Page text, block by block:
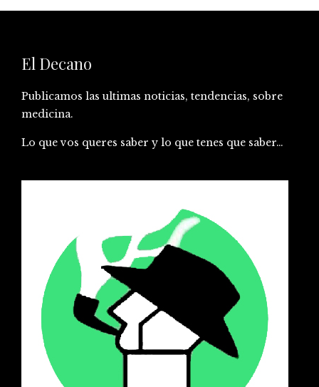
El Decano
Publicamos las ultimas noticias, tendencias, sobre
medicina.
Lo que vos queres saber y lo que tenes que saber…